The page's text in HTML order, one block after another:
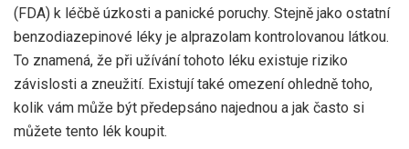
(FDA) k léčbě úzkosti a panické poruchy. Stejně jako ostatní
benzodiazepinové léky je alprazolam kontrolovanou látkou.
To znamená, že při užívání tohoto léku existuje riziko
závislosti a zneužití. Existují také omezení ohledně toho,
kolik vám může být předepsáno najednou a jak často si
můžete tento lék koupit.